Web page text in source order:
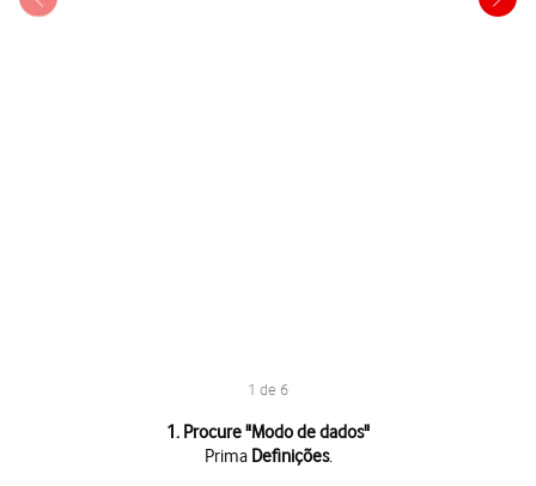
1 de 6
1. Procure "Modo de dados"
Prima Definições.